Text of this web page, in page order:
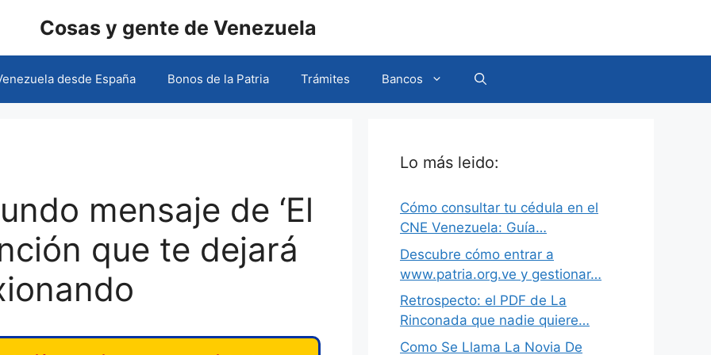
Cosas y gente de Venezuela
desde España Bonos de la Patria Trámites Bancos
mensaje de ‘El
que te dejará
Lo más leido:
Cómo consultar tu cédula en el
CNE Venezuela: Guía…
Descubre cómo entrar a
www.patria.org.ve y gestionar…
Retrospecto: el PDF de La
Rinconada que nadie quiere…
Como Se Llama La Novia De